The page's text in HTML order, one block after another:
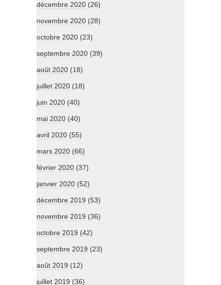
décembre 2020 (26)
novembre 2020 (28)
octobre 2020 (23)
septembre 2020 (39)
août 2020 (18)
juillet 2020 (18)
juin 2020 (40)
mai 2020 (40)
avril 2020 (55)
mars 2020 (66)
février 2020 (37)
janvier 2020 (52)
décembre 2019 (53)
novembre 2019 (36)
octobre 2019 (42)
septembre 2019 (23)
août 2019 (12)
juillet 2019 (36)